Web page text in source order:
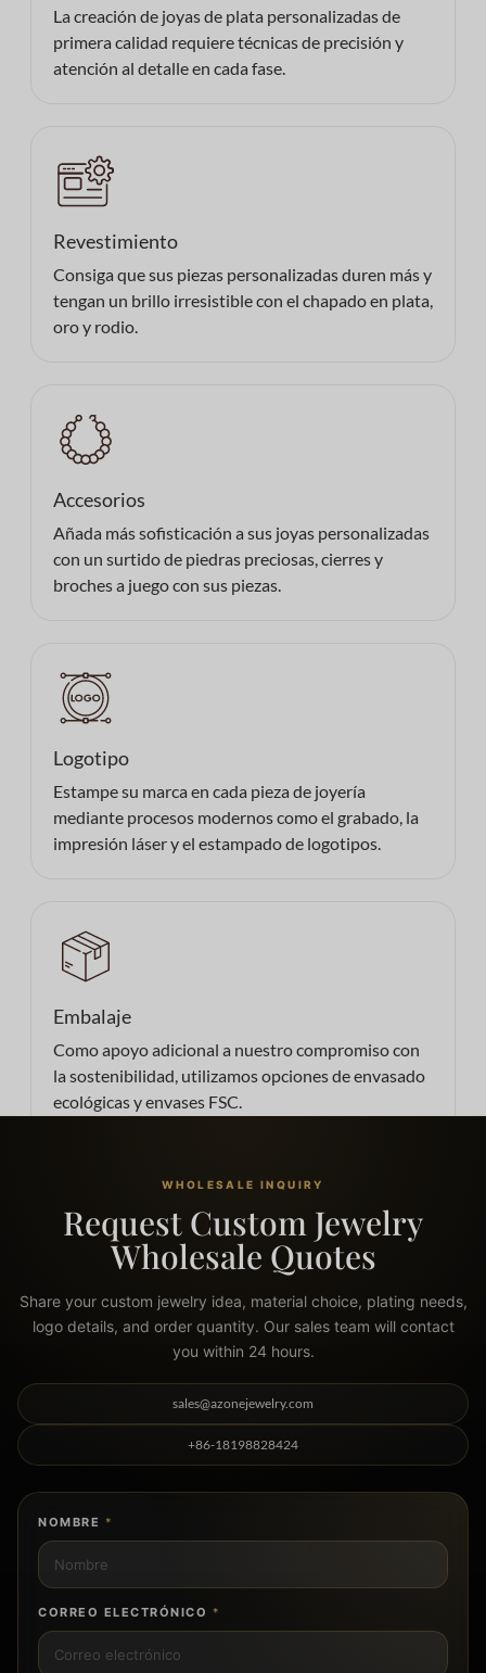
La creación de joyas de plata personalizadas de
primera calidad requiere técnicas de precisión y
atención al detalle en cada fase.
Revestimiento
Consiga que sus piezas personalizadas duren más y
tengan un brillo irresistible con el chapado en plata,
oro y rodio.
Accesorios
Añada más sofisticación a sus joyas personalizadas
con un surtido de piedras preciosas, cierres y
broches a juego con sus piezas.
Logotipo
Estampe su marca en cada pieza de joyería
mediante procesos modernos como el grabado, la
impresión láser y el estampado de logotipos.
Embalaje
Como apoyo adicional a nuestro compromiso con
la sostenibilidad, utilizamos opciones de envasado
ecológicas y envases FSC.
WHOLESALE INQUIRY
Request Custom Jewelry
Wholesale Quotes
Share your custom jewelry idea, material choice, plating needs,
logo details, and order quantity. Our sales team will contact
you within 24 hours.
sales@azonejewelry.com
+86-18198828424
NOMBRE *
CORREO ELECTRÓNICO *